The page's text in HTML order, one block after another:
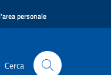
personale
Cerca